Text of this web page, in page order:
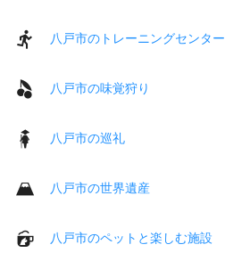
八戸市のトレーニングセンター
八戸市の味覚狩り
八戸市の巡礼
八戸市の世界遺産
八戸市のペットと楽しむ施設